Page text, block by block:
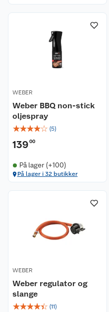
WEBER
Weber BBQ non-stick
oljespray
☆☆☆☆☆ (5)
13900
På lager (+100)
På lager i 32 butikker
WEBER
Weber regulator og
slange
☆☆☆☆☆ (11)